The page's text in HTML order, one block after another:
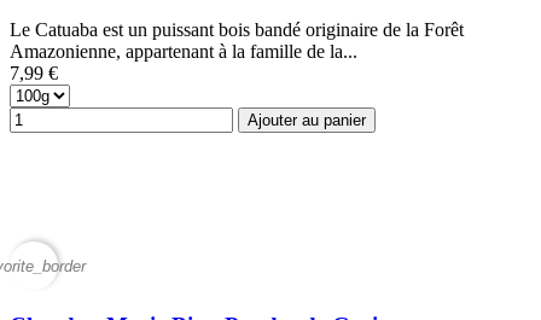
Le Catuaba est un puissant bois bandé originaire de la Forêt
Amazonienne, appartenant à la famille de la...
7,99 €
Ajouter au panier